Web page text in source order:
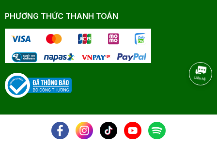
PHƯƠNG THỨC THANH TOÁN